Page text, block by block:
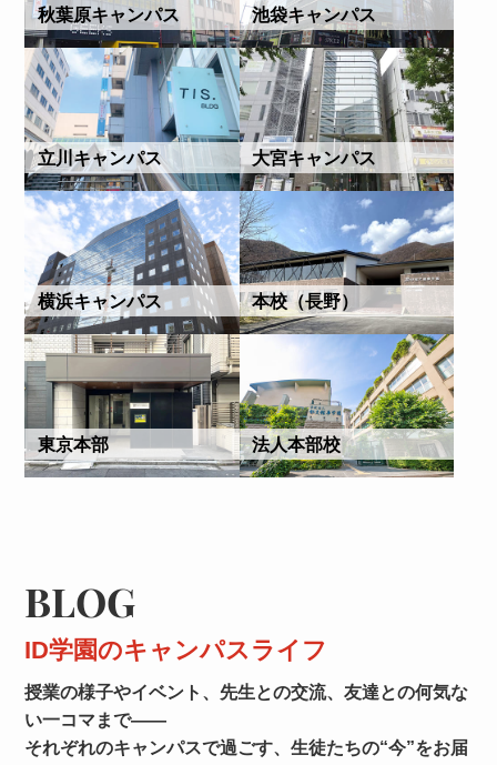
秋葉原キャンパス 池袋キャンパス
立川キャンパス 大宮キャンパス
横浜キャンパス 本校（長野）
東京本部 法人本部校
BLOG
ID学園のキャンパスライフ
授業の様子やイベント、先生との交流、友達との何気な
い一コマまで――
それぞれのキャンパスで過ごす、生徒たちの“今”をお届